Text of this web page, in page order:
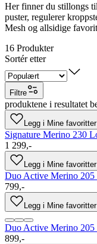
Her finner du stillongs
puster, regulerer
Mesh og allsidige
16 Produkter
Sortér etter
Filtre
produktene i resultatet
Legg i Mine favoritter
Signature Merino 230
1 299,-
Legg i Mine favoritter
Duo Active Merino 205
799,-
Legg i Mine favoritter
Duo Active Merino 205
899,-